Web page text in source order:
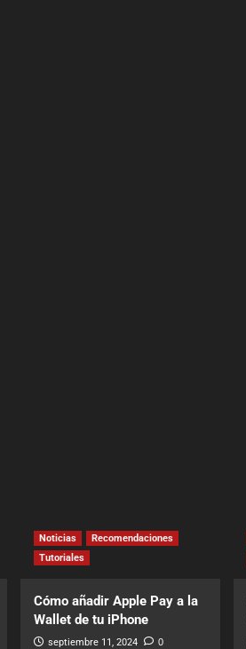
Noticias
Recomendaciones
Tutoriales
Cómo añadir Apple Pay a la
Wallet de tu iPhone
septiembre 11, 2024 0